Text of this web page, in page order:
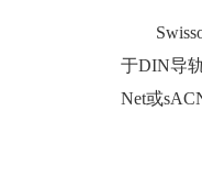
于DIN导
Net或